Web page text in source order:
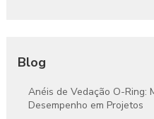
Blog
Anéis de Vedação O-Ring:
Desempenho em Projetos